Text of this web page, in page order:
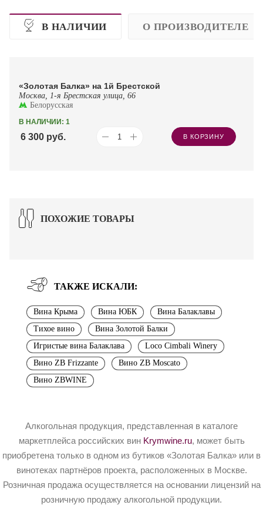
В НАЛИЧИИ О ПРОИЗВОДИТЕЛЕ
«Золотая Балка» на 1й Брестской
Москва, 1-я Брестская улица, 66
Белорусская
В НАЛИЧИИ: 1
6 300 руб. В КОРЗИНУ
ПОХОЖИЕ ТОВАРЫ
ТАКЖЕ ИСКАЛИ:
Вина Крыма Вина ЮБК
Вина Балаклавы
Тихое вино
Вина Золотой Балки
Игристые вина Балаклава
Loco Cimbali Winery
Вино ZB Frizzante
Вино ZB Moscato
Вино ZBWINE
Алкогольная продукция, представленная в каталоге
маркетплейса российских вин Krymwine.ru, может быть
приобретена только в одном из бутиков «Золотая Балка» или в
винотеках партнёров проекта, расположенных в Москве.
Розничная продажа осуществляется на основании лицензий на
розничную продажу алкогольной продукции.